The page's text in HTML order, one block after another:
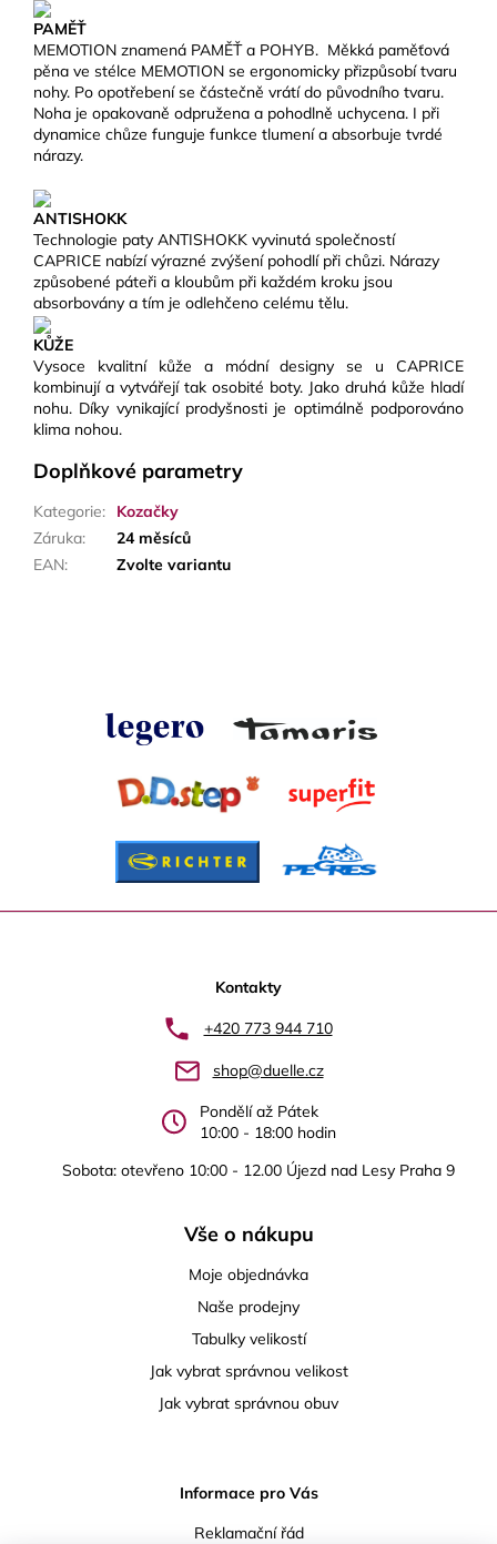
PAMĚŤ
MEMOTION znamená PAMĚŤ a POHYB. Měkká paměťová
pěna ve stélce MEMOTION se ergonomicky přizpůsobí tvaru
nohy. Po opotřebení se částečně vrátí do původního tvaru.
Noha je opakovaně odpružena a pohodlně uchycena. I při
dynamice chůze funguje funkce tlumení a absorbuje tvrdé
nárazy.
ANTISHOKK
Technologie paty ANTISHOKK vyvinutá společností
CAPRICE nabízí výrazné zvýšení pohodlí při chůzi. Nárazy
způsobené páteři a kloubům při každém kroku jsou
absorbovány a tím je odlehčeno celému tělu.
KŮŽE
Vysoce kvalitní kůže a módní designy se u CAPRICE
kombinují a vytvářejí tak osobité boty. Jako druhá kůže hladí
nohu. Díky vynikající prodyšnosti je optimálně podporováno
klima nohou.
Doplňkové parametry
Kategorie:
Kozačky
Záruka:
24 měsíců
EAN: Zvolte variantu
Z
Kontakty
+420 773 944 710
shop@duelle.cz
Pondělí až Pátek
10:00 - 18:00 hodin
Sobota: otevřeno 10:00 - 12.00 Újezd nad Lesy Praha 9
Vše o nákupu
Moje objednávka
Naše prodejny
Tabulky velikostí
Jak vybrat správnou velikost
Jak vybrat správnou obuv
Informace pro Vás
Reklamační řád